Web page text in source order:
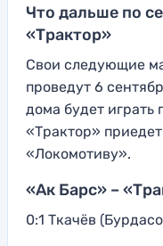
Что дальше по
«Трактор»
Свои следующие
проведут 6
дома будет играть
«Трактор»
«Локомотиву».
«Ак Барс» –
0:1 Ткачёв